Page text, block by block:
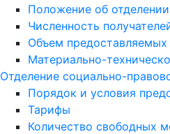
Положение об отделении
Численность
Объем предоставляемых
Материально-
Отделение социально-
Порядок и условия
Тарифы
Количество свободных